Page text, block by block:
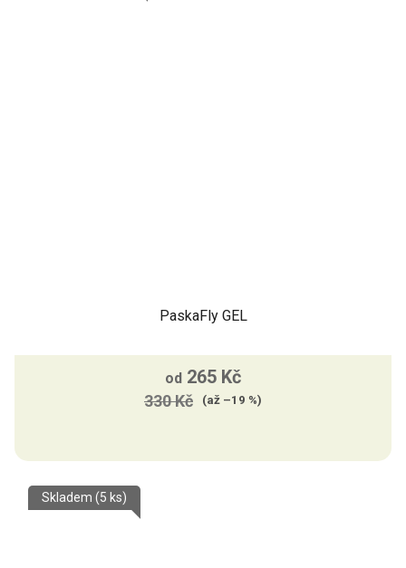
PaskaFly GEL
Průměrné
hodnocení
produktu
od 265 Kč
330 Kč (až –19 %)
Skladem (5 ks)